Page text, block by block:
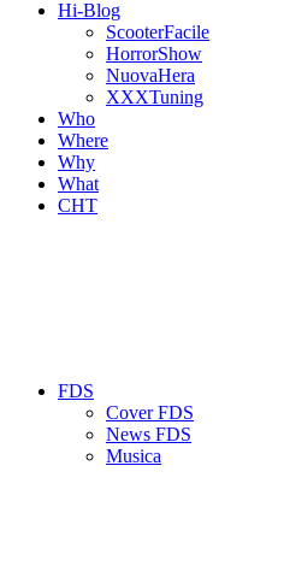
Hi-Blog
ScooterFacile
HorrorShow
NuovaHera
XXXTuning
Who
Where
Why
What
CHT
FDS
Cover FDS
News FDS
Musica